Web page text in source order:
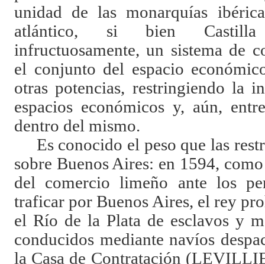
unidad de las monarquías
atlántico, si bien Castilla
infructuosamente, un sistema de
el conjunto del espacio
otras potencias, restringiendo la
espacios económicos y, aún,
dentro del mismo.
Es conocido el peso que las
sobre Buenos Aires: en 1594,
del comercio limeño ante los
traficar por Buenos Aires, el rey
el Río de la Plata de esclavos y
conducidos mediante navíos
la Casa de Contratación (